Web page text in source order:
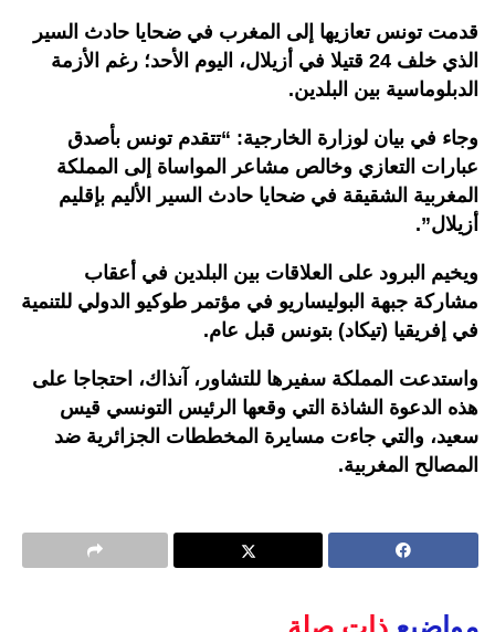
قدمت تونس تعازيها إلى المغرب في ضحايا حادث السير
الذي خلف 24 قتيلا في أزيلال، اليوم الأحد؛ رغم الأزمة
الدبلوماسية بين البلدين.
وجاء في بيان لوزارة الخارجية: “تتقدم تونس بأصدق
عبارات التعازي وخالص مشاعر المواساة إلى المملكة
المغربية الشقيقة في ضحايا حادث السير الأليم بإقليم
أزيلال”.
ويخيم البرود على العلاقات بين البلدين في أعقاب
مشاركة جبهة البوليساريو في مؤتمر طوكيو الدولي للتنمية
في إفريقيا (تيكاد) بتونس قبل عام.
واستدعت المملكة سفيرها للتشاور، آنذاك، احتجاجا على
هذه الدعوة الشاذة التي وقعها الرئيس التونسي قيس
سعيد، والتي جاءت مسايرة المخططات الجزائرية ضد
المصالح المغربية.